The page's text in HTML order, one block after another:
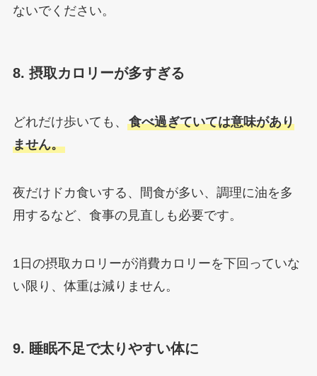
ないでください。
8. 摂取カロリーが多すぎる
どれだけ歩いても、 食べ過ぎていては意味があり
ません。
夜だけドカ食いする、間食が多い、調理に油を多
用するなど、食事の見直しも必要です。
1日の摂取カロリーが消費カロリーを下回っていな
い限り、体重は減りません。
9. 睡眠不足で太りやすい体に